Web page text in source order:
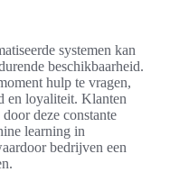
systemen kan
beschikbaarheid.
hulp te vragen,
en loyaliteit. Klanten
deze constante
learning in
bedrijven een